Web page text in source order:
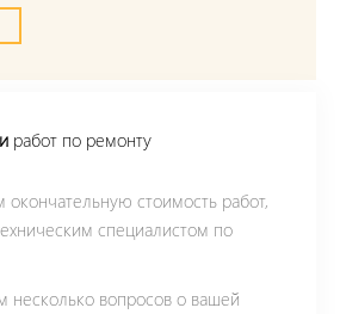
работ по ремонту
стоимость работ,
специалистом по
вопросов о вашей